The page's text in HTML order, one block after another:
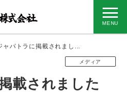
ャパトラに掲載されまし...
メディア
載されました